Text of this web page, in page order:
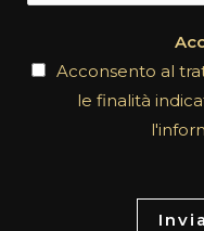
e
t
Acconsento al
le finalità